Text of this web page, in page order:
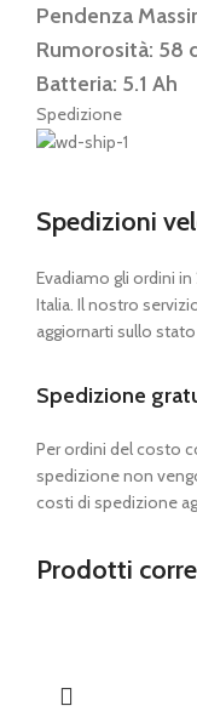
Pendenza
Rumorosità: 58
Batteria: 5.1 Ah
Spedizione
Spedizioni
Evadiamo gli ordini
Italia. Il nostro
aggiornarti sullo
Spedizione
Per ordini del costo
spedizione non
costi di spedizione
Prodotti